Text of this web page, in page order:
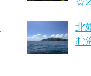
北
む